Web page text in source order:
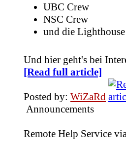
UBC Crew
NSC Crew
und die Lighthouse
Und hier geht's bei
[Read full article]
Posted by: WiZaRd
Announcements
Remote Help Service